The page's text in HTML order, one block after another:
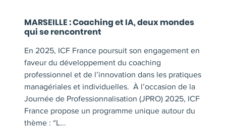
MARSEILLE : Coaching et IA, deux mondes
qui se rencontrent
En 2025, ICF France poursuit son engagement en
faveur du développement du coaching
professionnel et de l’innovation dans les pratiques
managériales et individuelles. À l’occasion de la
Journée de Professionnalisation (JPRO) 2025, ICF
France propose un programme unique autour du
thème : “L...